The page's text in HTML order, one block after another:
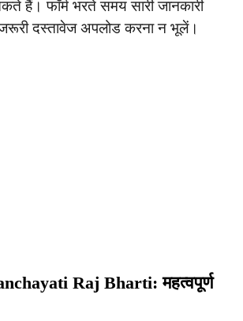
हैं। फॉर्म भरते समय सारी जानकारी
दस्तावेज अपलोड करना न भूलें।
Raj Bharti: महत्वपूर्ण